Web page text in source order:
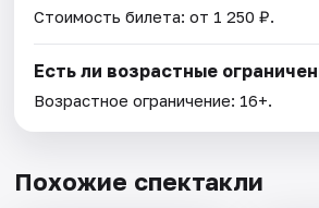
Стоимость билета: от 1 250 ₽.
Есть ли возрастные
Возрастное ограничение: 16+.
Похожие спектакли